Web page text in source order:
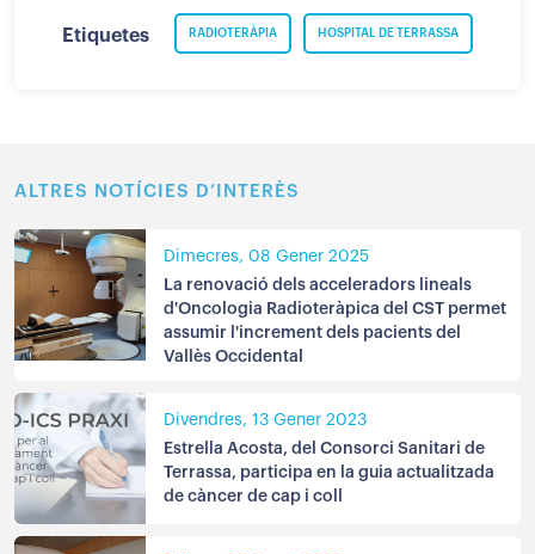
Etiquetes HOSPITAL DE TERRASSA
RADIOTERÀPIA
ALTRES NOTÍCIES D’INTERÈS
Dimecres, 08 Gener 2025
La renovació dels acceleradors lineals
d'Oncologia Radioteràpica del CST permet
assumir l'increment dels pacients del
Vallès Occidental
Divendres, 13 Gener 2023
Estrella Acosta, del Consorci Sanitari de
Terrassa, participa en la guia actualitzada
de càncer de cap i coll